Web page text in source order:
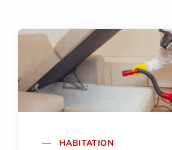
HABITATION